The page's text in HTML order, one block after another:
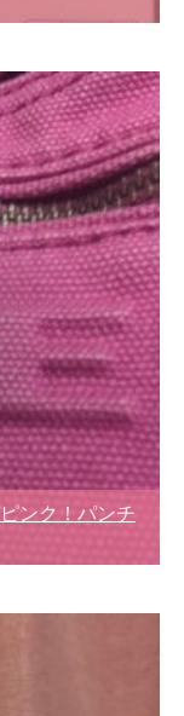
ンク！パンチ